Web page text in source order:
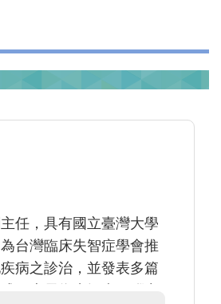
任，具有國立臺灣大學
台灣臨床失智症學會推
病之診治，並發表多篇